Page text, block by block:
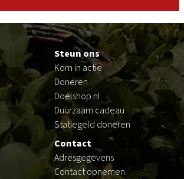
Steun ons
Kom in actie
Doneren
Doelshop.nl
Duurzaam cadeau
Statiegeld doneren
Contact
Adresgegevens
Contact opnemen